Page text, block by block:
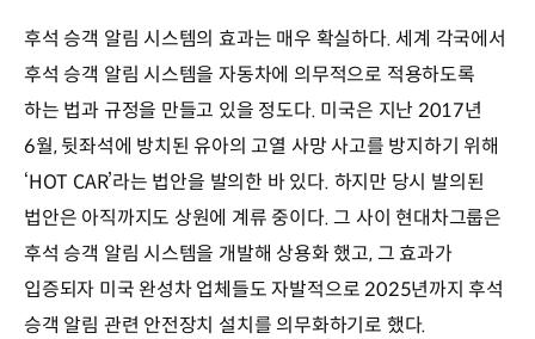
후석 승객 알림 시스템의 효과는 매우 확실하다. 세계 각국에서
후석 승객 알림 시스템을 자동차에 의무적으로 적용하도록
하는 법과 규정을 만들고 있을 정도다. 미국은 지난 2017년
6월, 뒷좌석에 방치된 유아의 고열 사망 사고를 방지하기 위해
‘HOT CAR’라는 법안을 발의한 바 있다. 하지만 당시 발의된
법안은 아직까지도 상원에 계류 중이다. 그 사이 현대차그룹은
후석 승객 알림 시스템을 개발해 상용화 했고, 그 효과가
입증되자 미국 완성차 업체들도 자발적으로 2025년까지 후석
승객 알림 관련 안전장치 설치를 의무화하기로 했다.